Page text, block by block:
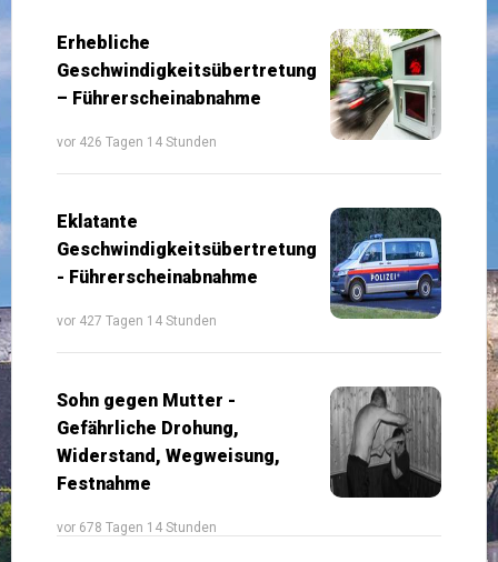
Erhebliche
Geschwindigkeitsübertretung
– Führerscheinabnahme
vor 426 Tagen 14 Stunden
Eklatante
Geschwindigkeitsübertretung
- Führerscheinabnahme
vor 427 Tagen 14 Stunden
Sohn gegen Mutter -
Gefährliche Drohung,
Widerstand, Wegweisung,
Festnahme
vor 678 Tagen 14 Stunden